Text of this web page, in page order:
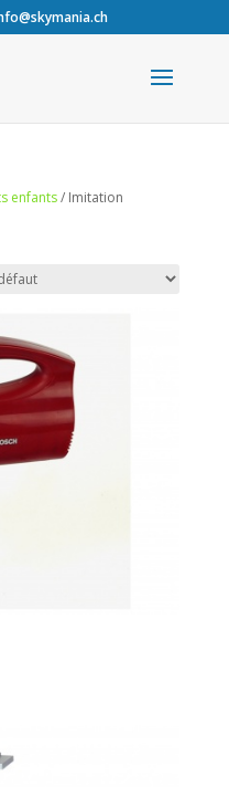
enfants/ Imitation